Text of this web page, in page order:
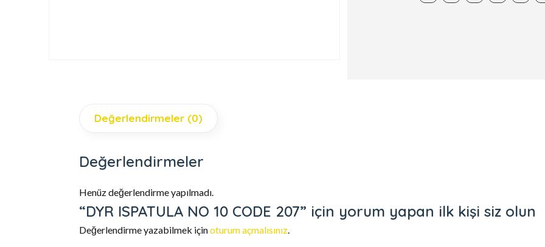
Değerlendirmeler (0)
Değerlendirmeler
Henüz değerlendirme yapılmadı.
“DYR ISPATULA NO 10 CODE 207” için yorum yapan ilk kişi siz olun
Değerlendirme yazabilmek içinoturum açmalısınız.